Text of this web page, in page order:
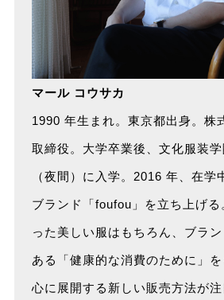
マール コウサカ
1990 年生まれ。東京都出身。株
取締役。大学卒業後、文化服装
（夜間）に入学。2016 年、在学
ブランド「foufou」を立ち上げ
った美しい服はもちろん、ブラ
ある「健康的な消費のために」
心に展開する新しい販売方法が